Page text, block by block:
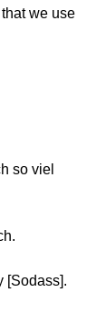
we use
so viel
[Sodass].